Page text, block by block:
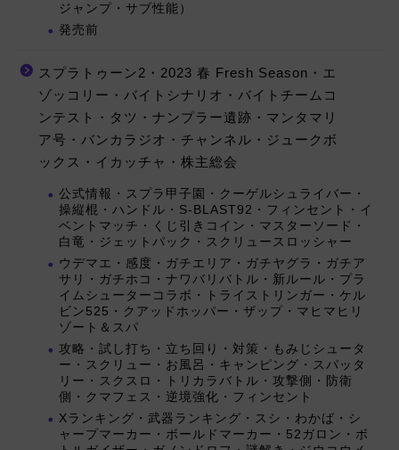
ジャンプ・サブ性能）
発売前
スプラトゥーン2・2023 春 Fresh Season・エ
ゾッコリー・バイトシナリオ・バイトチームコ
ンテスト・タツ・ナンプラー遺跡・マンタマリ
ア号・バンカラジオ・チャンネル・ジュークボ
ックス・イカッチャ・株主総会
公式情報・スプラ甲子園・クーゲルシュライバー・
操縦棍・ハンドル・S-BLAST92・フィンセント・イ
ベントマッチ・くじ引きコイン・マスターソード・
白竜・ジェットパック・スクリュースロッシャー
ウデマエ・感度・ガチエリア・ガチヤグラ・ガチア
サリ・ガチホコ・ナワバリバトル・新ルール・プラ
イムシューターコラボ・トライストリンガー・ケル
ビン525・クアッドホッパー・ザップ・マヒマヒリ
ゾート＆スパ
攻略・試し打ち・立ち回り・対策・もみじシュータ
ー・スクリュー・お風呂・キャンピング・スパッタ
リー・スクスロ・トリカラバトル・攻撃側・防衛
側・クマフェス・逆境強化・フィンセント
Xランキング・武器ランキング・スシ・わかば・シ
ャープマーカー・ボールドマーカー・52ガロン・ボ